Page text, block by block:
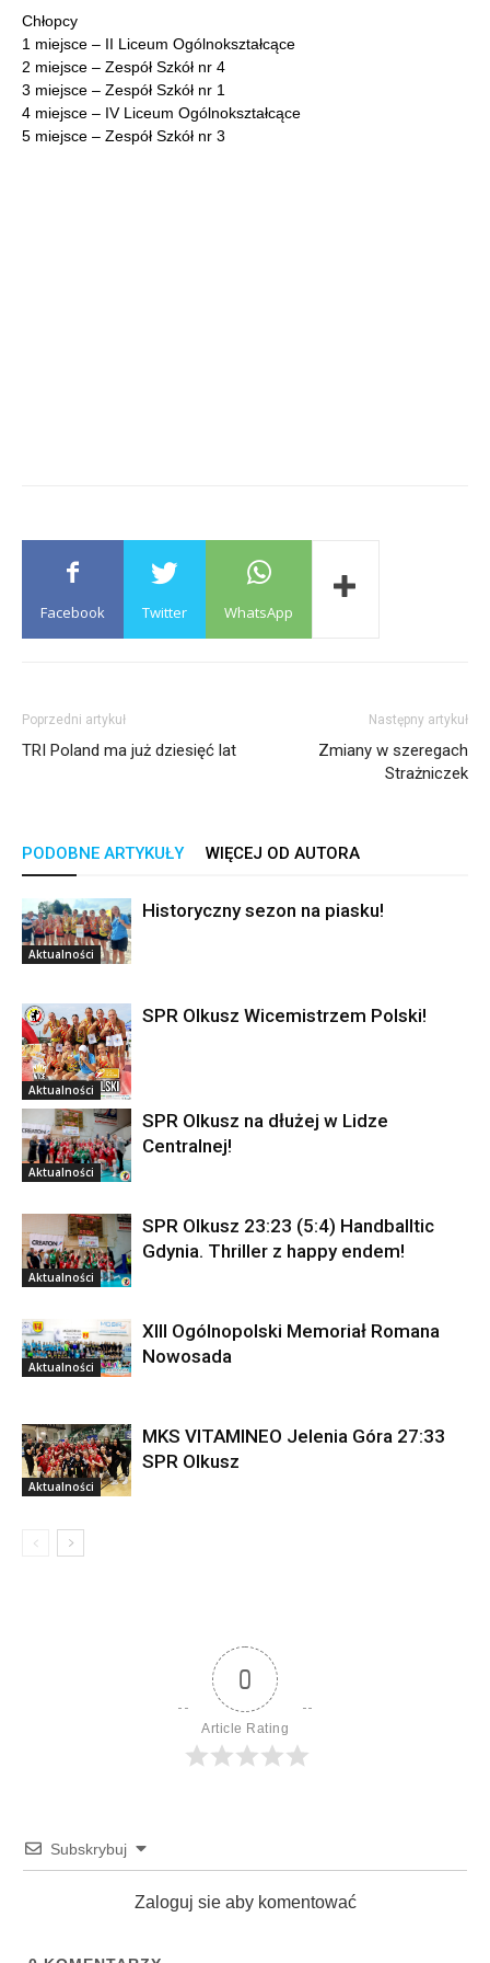
Chłopcy
1 miejsce – II Liceum Ogólnokształcące
2 miejsce – Zespół Szkół nr 4
3 miejsce – Zespół Szkół nr 1
4 miejsce – IV Liceum Ogólnokształcące
5 miejsce – Zespół Szkół nr 3
Facebook Twitter WhatsApp
Poprzedni artykuł
TRI Poland ma już dziesięć lat
Następny artykuł
Zmiany w szeregach
Strażniczek
PODOBNE ARTYKUŁY WIĘCEJ OD AUTORA
Aktualności
Historyczny sezon na piasku!
Aktualności
SPR Olkusz Wicemistrzem Polski!
Aktualności
SPR Olkusz na dłużej w Lidze
Centralnej!
Aktualności
SPR Olkusz 23:23 (5:4) Handballtic
Gdynia. Thriller z happy endem!
Aktualności
XIII Ogólnopolski Memoriał Romana
Nowosada
Aktualności
MKS VITAMINEO Jelenia Góra 27:33
SPR Olkusz
0
Article Rating
Subskrybuj
Zaloguj sie aby komentować